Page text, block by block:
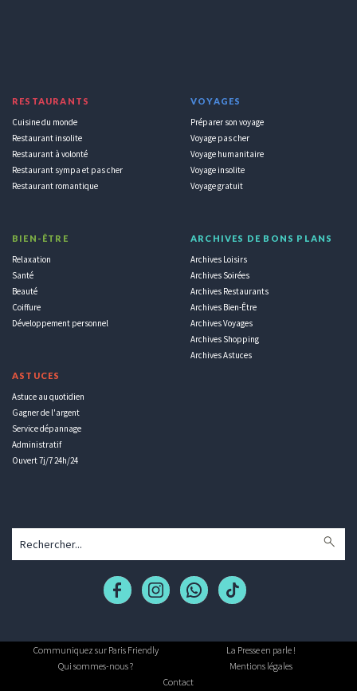
RESTAURANTS
Cuisine du monde
Restaurant insolite
Restaurant à volonté
Restaurant sympa et pas cher
Restaurant romantique
BIEN-ÊTRE
Relaxation
Santé
Beauté
Coiffure
Développement personnel
ASTUCES
Astuce au quotidien
Gagner de l'argent
Service dépannage
Administratif
Ouvert 7j/7 24h/24
VOYAGES
Préparer son voyage
Voyage pas cher
Voyage humanitaire
Voyage insolite
Voyage gratuit
ARCHIVES DE BONS PLANS
Archives Loisirs
Archives Soirées
Archives Restaurants
Archives Bien-Être
Archives Voyages
Archives Shopping
Archives Astuces
Communiquez sur Paris Friendly
La Presse en parle !
Qui sommes-nous ?
Mentions légales
Contact